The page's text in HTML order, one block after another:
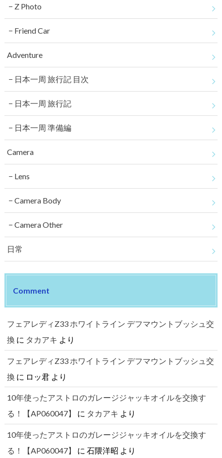
Z Photo
Friend Car
Adventure
日本一周 旅行記 目次
日本一周 旅行記
日本一周 準備編
Camera
Lens
Camera Body
Camera Other
日常
Comment
フェアレディZ33 ホワイトライン デフマウントブッシュ交
換 に タカアキ より
フェアレディZ33 ホワイトライン デフマウントブッシュ交
換 に ロッ君より
10年使ったアストロのガレージジャッキオイルを交換す
る！【AP060047】
に タカアキ より
10年使ったアストロのガレージジャッキオイルを交換す
る！【AP060047】
に 石隈洋昭 より